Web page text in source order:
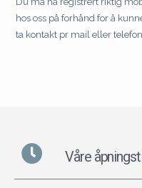
hos oss på forhånd for å
ta kontakt pr mail eller
Våre